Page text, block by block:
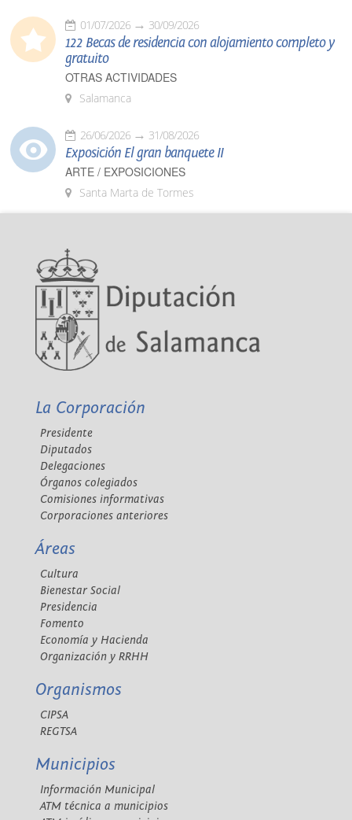
01/07/2026 30/09/2026
122 Becas de residencia con alojamiento completo y
gratuito
OTRAS ACTIVIDADES
Salamanca
26/06/2026 31/08/2026
Exposición El gran banquete II
ARTE / EXPOSICIONES
Santa Marta de Tormes
La Corporación
Presidente
Diputados
Delegaciones
Órganos colegiados
Comisiones informativas
Corporaciones anteriores
Áreas
Cultura
Bienestar Social
Presidencia
Fomento
Economía y Hacienda
Organización y RRHH
Organismos
CIPSA
REGTSA
Municipios
Información Municipal
ATM técnica a municipios